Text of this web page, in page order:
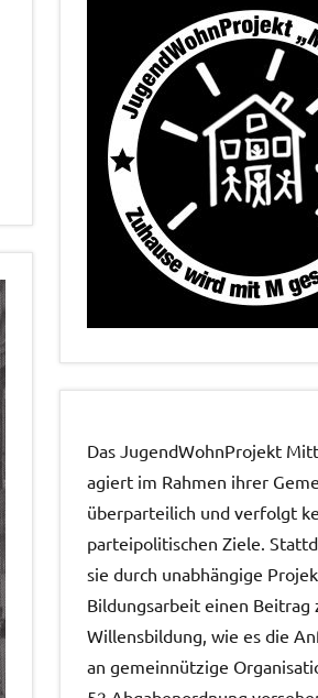
Das JugendWohnProjekt
agiert im Rahmen ihrer
überparteilich und verfolgt
parteipolitischen Ziele.
sie durch unabhängige
Bildungsarbeit einen Beitrag
Willensbildung, wie es die
an gemeinnützige